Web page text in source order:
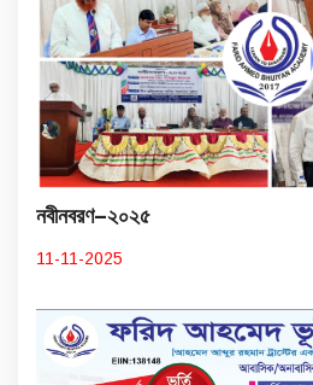
নবীনবরণ–২০২৫
11-11-2025